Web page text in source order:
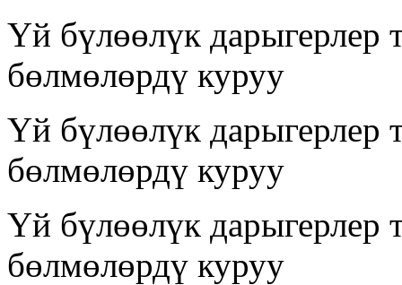
Үй бүлөөлүк дарыгерлер
бөлмөлөрдү куруу
Үй бүлөөлүк дарыгерлер
бөлмөлөрдү куруу
Үй бүлөөлүк дарыгерлер
бөлмөлөрдү куруу